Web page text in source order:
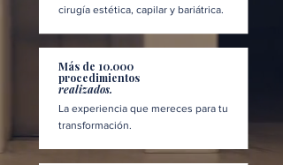
cirugía estética, capilar y bariátrica.
Más de 10.000
procedimientos
realizados.
La experiencia que mereces para tu
transformación.